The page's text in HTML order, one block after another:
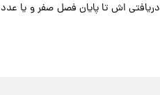
دریافتی اش تا پایان فصل صفر و یا عدد